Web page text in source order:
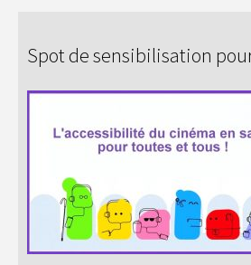
Spot de sensibilisation